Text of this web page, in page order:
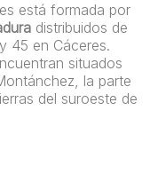
está formada por
distribuidos de
45 en Cáceres.
situados
la parte
del suroeste de